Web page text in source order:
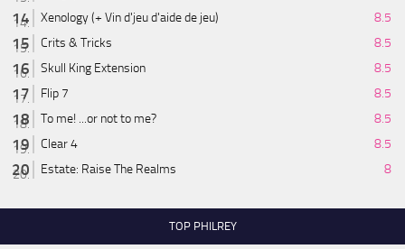
Xenology (+ Vin d'jeu d'aide de jeu)
8.5
Crits & Tricks
8.5
Skull King Extension
8.5
Flip 7
8.5
To me! ...or not to me?
8.5
Clear 4
8.5
Estate: Raise The Realms
8
TOP PHILREY